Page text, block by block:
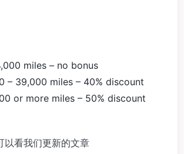
miles – no bonus
– 39,000 miles – 40% discount
or more miles – 50% discount
以看我们更新的文章